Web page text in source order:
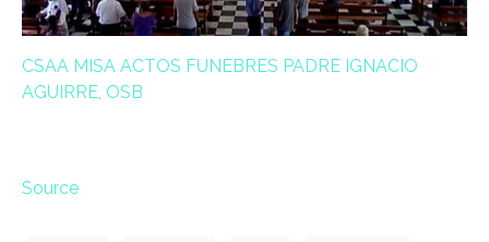
CSAA MISA ACTOS FUNEBRES PADRE IGNACIO
AGUIRRE, OSB
Source